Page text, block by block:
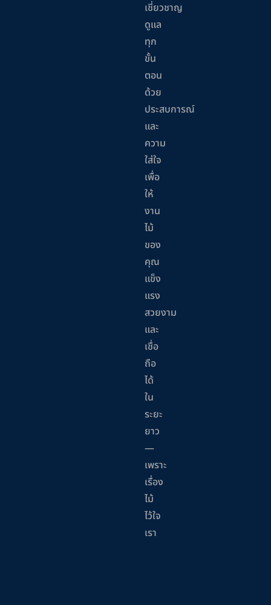
เชี่ยวชาญ
ดูแล
ทุก
ขั้น
ตอน
ด้วย
ประสบการณ์
และ
ความ
ใส่ใจ
เพื่อ
ให้
งาน
ไม้
ของ
คุณ
แข็ง
แรง
สวยงาม
และ
เชื่อ
ถือ
ได้
ใน
ระยะ
ยาว
—
เพราะ
เรื่อง
ไม้
ไว้ใจ
เรา